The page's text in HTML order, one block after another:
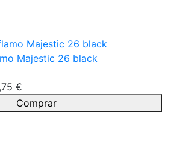
Majestic 26 black
€
Comprar